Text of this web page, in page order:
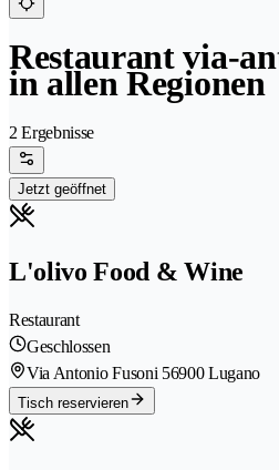
Restaurant via-
in allen Regionen
2 Ergebnisse
Jetzt geöffnet
L'olivo Food & Wine
Restaurant
Geschlossen
Via Antonio Fusoni 56900 Lugano
Tisch reservieren